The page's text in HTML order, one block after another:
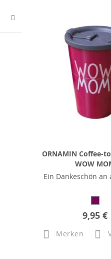
ORNAMIN Coffee-
WOW
Ein Dankeschön
9,95 €
Merken